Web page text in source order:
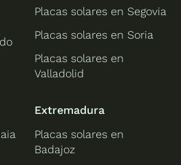
Placas solares en Segovia
Placas solares en Soria
Placas solares en
Valladolid
Extremadura
Placas solares en
Badajoz